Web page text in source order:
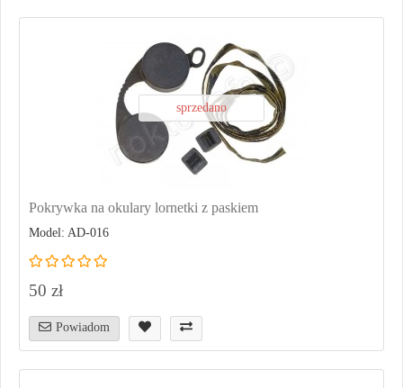
sprzedano
Pokrywka na okulary lornetki z paskiem
Model: AD-016
50 zł
Powiadom